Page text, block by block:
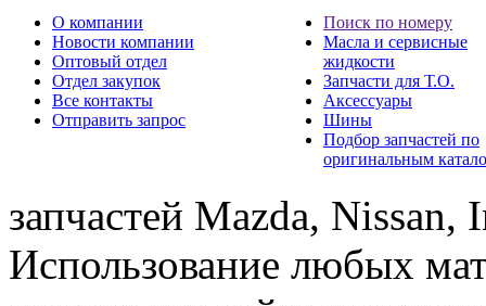
О компании
Новости компании
Оптовый отдел
Отдел закупок
Все контакты
Отправить запрос
Поиск по номеру
Масла и сервисные
жидкости
Запчасти для Т.О.
Аксессуары
Шины
Подбор запчастей по
оригинальным
запчастей Mazda,
Использование любых